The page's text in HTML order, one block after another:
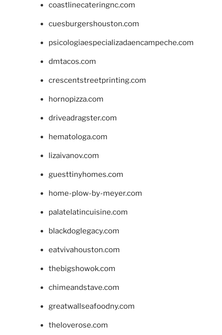
coastlinecateringnc.com
cuesburgershouston.com
psicologiaespecializadaencampeche.com
dmtacos.com
crescentstreetprinting.com
hornopizza.com
driveadragster.com
hematologa.com
lizaivanov.com
guesttinyhomes.com
home-plow-by-meyer.com
palatelatincuisine.com
blackdoglegacy.com
eatvivahouston.com
thebigshowok.com
chimeandstave.com
greatwallseafoodny.com
theloverose.com